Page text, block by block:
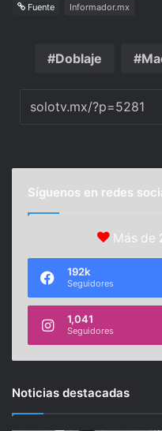
Fuente Informador.mx
Doblaje
Síguenos en redes
Más de
192k
Seguidores
1,041
Seguidores
Noticias destacadas